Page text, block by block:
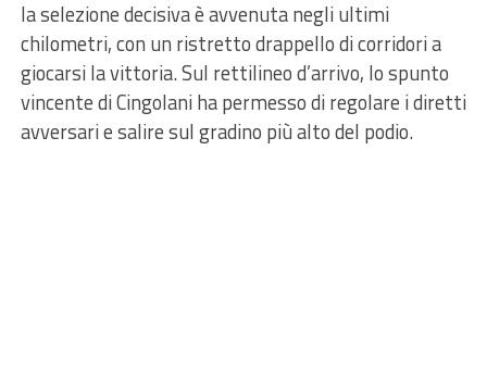
la selezione decisiva è avvenuta negli ultimi
chilometri, con un ristretto drappello di corridori a
giocarsi la vittoria. Sul rettilineo d’arrivo, lo spunto
vincente di Cingolani ha permesso di regolare i diretti
avversari e salire sul gradino più alto del podio.